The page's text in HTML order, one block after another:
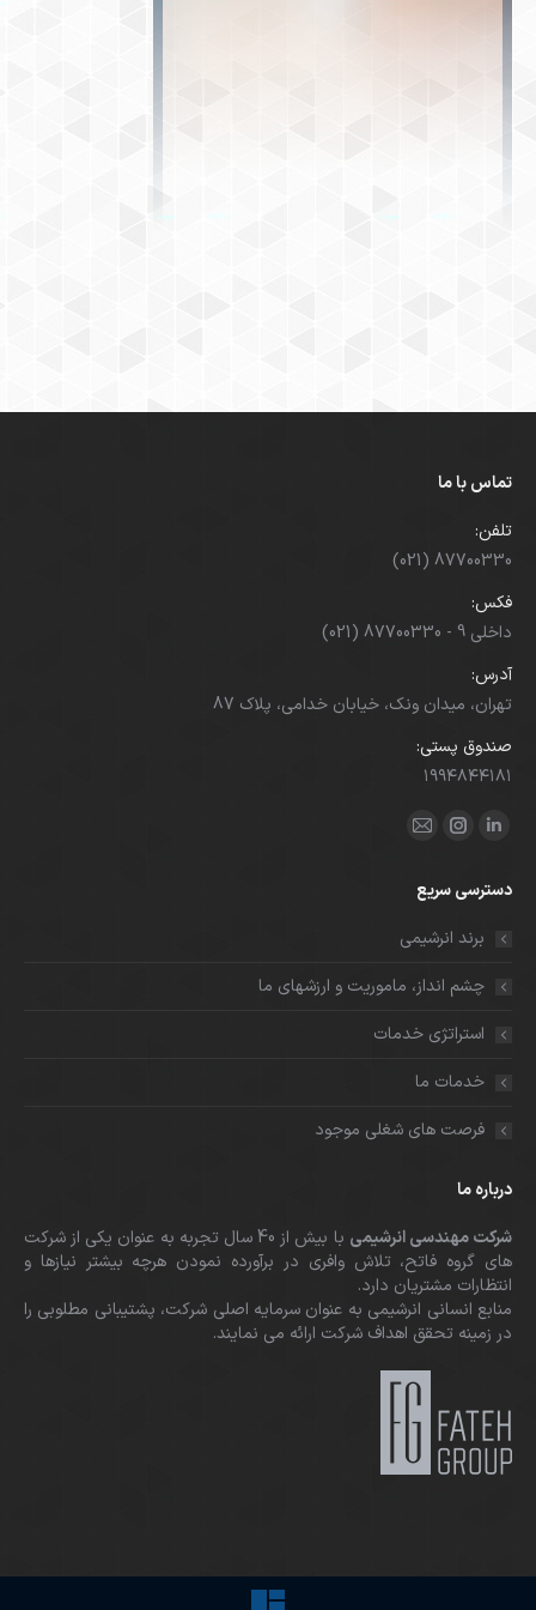
تماس با ما
تلفن:
(021) 87700330
فکس:
(021) 87700330 - داخلی 9
آدرس:
تهران، میدان ونک، خیابان خدامی، پلاک 87
صندوق پستی:
۱۹۹۴۸۴۴۱۸۱
ما را دنبال کنید در:
لینکدین
کردن
برگه
پنجره
جدید
اینستاگرام
کردن
برگه
پنجره
جدید
ایمیل
کردن
برگه
پنجره
جدید
دسترسی سریع
برند انرشیمی
چشم انداز، ماموریت و ارزشهای ما
استراتژی خدمات
خدمات ما
فرصت های شغلی موجود
درباره ما
شرکت مهندسی انرشیمی
با بیش از 40 سال تجربه به عنوان یکی از شرکت
های گروه فاتح، تلاش وافری در برآورده نمودن هرچه بیشتر نیازها و
انتظارات مشتریان دارد.
منابع انسانی انرشیمی به عنوان سرمایه اصلی شرکت، پشتیبانی مطلوبی را
در زمینه تحقق اهداف شرکت ارائه می نمایند.